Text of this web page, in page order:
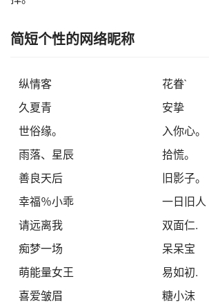
简短个性的网络昵称
纵情客
花眷`
久夏青
安挚
世俗缘。
入你心。
雨落、星辰
拾慌。
善良天后
旧影子。
幸福％小乖
一日旧人
请远离我
双面仁.
痴梦一场
呆呆宝
萌能量女王
易如初.
喜爱皱眉
糖小沫